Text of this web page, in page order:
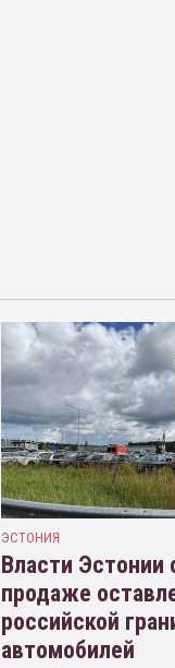
ЭСТОНИЯ
Власти Эстонии
продаже
российской
автомобилей